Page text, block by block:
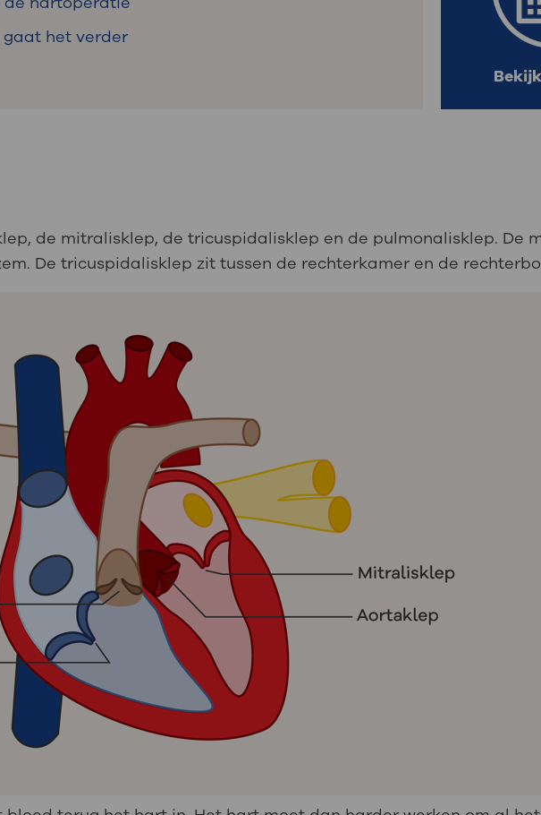
gaat het verder
de mitralisklep, de tricuspidalisklep en de pulmonalisklep. De
De tricuspidalisklep zit tussen de rechterkamer en de